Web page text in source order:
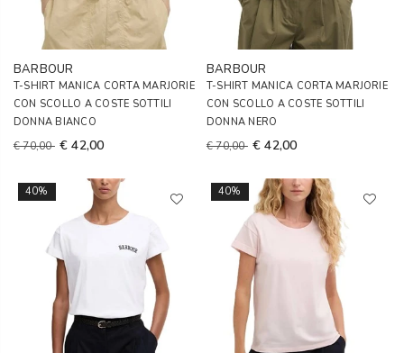
BARBOUR
T-SHIRT MANICA CORTA MARJORIE
CON SCOLLO A COSTE SOTTILI
DONNA BIANCO
€ 70,00 € 42,00
BARBOUR
T-SHIRT MANICA CORTA MARJORIE
CON SCOLLO A COSTE SOTTILI
DONNA NERO
€ 70,00 € 42,00
40% 40%